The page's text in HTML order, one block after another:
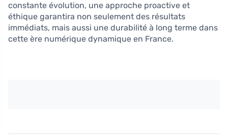
constante évolution, une approche proactive et
éthique garantira non seulement des résultats
immédiats, mais aussi une durabilité à long terme dans
cette ère numérique dynamique en France.